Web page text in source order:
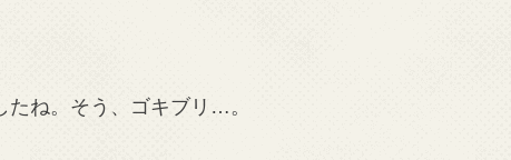
ね。そう、ゴキブリ…。